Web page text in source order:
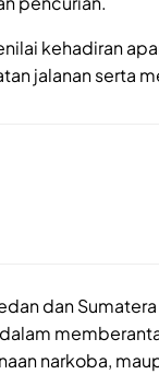
kehadiran
jalanan serta
dan
narkoba,